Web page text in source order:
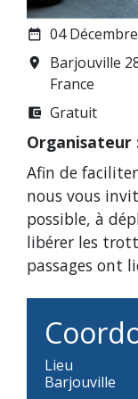
date_range 04
room
Barjouville
France
account_balance_wallet Gratuit
Organisateur
Afin de
nous vous
possible, à
libérer les
passages ont
Lieu
Barjouville